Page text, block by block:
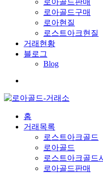
로아골드판매
로아골드구매
로아현질
로스트아크현질
거래현황
블로그
Blog
홈
거래목록
로스트아크골드
로아골드
로스트아크골드
로아골드판매